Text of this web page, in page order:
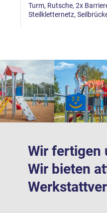
Turm, Rutsche, 2x
Steilkletternetz,
Wir fertigen
Wir bieten